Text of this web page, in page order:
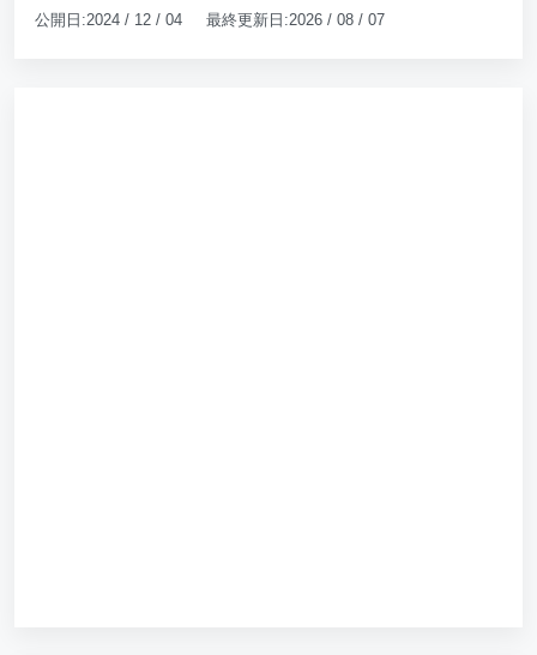
公開日:2024 / 12 / 04 最終更新日:2026 / 08 / 07